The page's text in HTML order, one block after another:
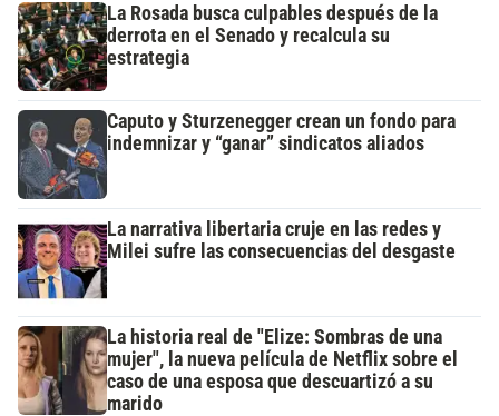
La Rosada busca culpables después de la
derrota en el Senado y recalcula su
estrategia
Caputo y Sturzenegger crean un fondo para
indemnizar y “ganar” sindicatos aliados
La narrativa libertaria cruje en las redes y
Milei sufre las consecuencias del desgaste
La historia real de "Elize: Sombras de una
mujer", la nueva película de Netflix sobre el
caso de una esposa que descuartizó a su
marido